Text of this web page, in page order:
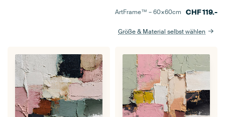
ArtFrame™ –60×60cm CHF119.-
Größe & Material selbst wählen